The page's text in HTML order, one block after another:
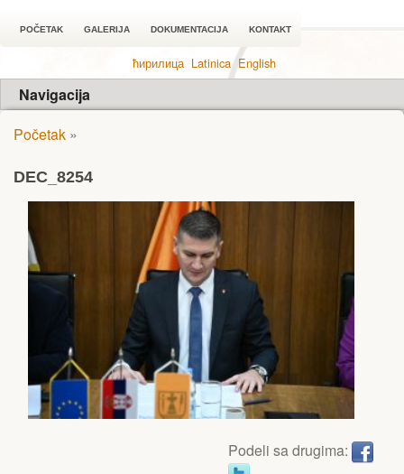
POČETAK GALERIJA DOKUMENTACIJA KONTAKT
ћирилица Latinica English
Navigacija
Početak »
DEC_8254
Podeli sa drugima: